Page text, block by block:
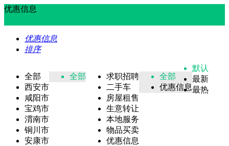
优惠信息
优惠信息
排序
全部
西安市
咸阳市
宝鸡市
渭南市
铜川市
安康市
全部
求职招聘
二手车
房屋租售
生意转让
本地服务
物品买卖
优惠信息
全部
优惠信息
默认
最新
最热